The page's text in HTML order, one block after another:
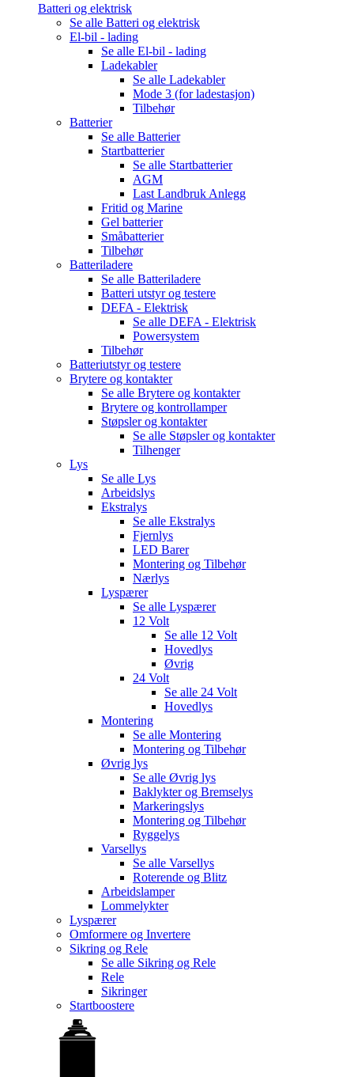
Batteri og elektrisk
Se alle Batteri og elektrisk
El-bil - lading
Se alle El-bil - lading
Ladekabler
Se alle Ladekabler
Mode 3 (for ladestasjon)
Tilbehør
Batterier
Se alle Batterier
Startbatterier
Se alle Startbatterier
AGM
Last Landbruk Anlegg
Fritid og Marine
Gel batterier
Småbatterier
Tilbehør
Batteriladere
Se alle Batteriladere
Batteri utstyr og testere
DEFA - Elektrisk
Se alle DEFA - Elektrisk
Powersystem
Tilbehør
Batteriutstyr og testere
Brytere og kontakter
Se alle Brytere og kontakter
Brytere og kontrollamper
Støpsler og kontakter
Se alle Støpsler og kontakter
Tilhenger
Lys
Se alle Lys
Arbeidslys
Ekstralys
Se alle Ekstralys
Fjernlys
LED Barer
Montering og Tilbehør
Nærlys
Lyspærer
Se alle Lyspærer
12 Volt
Se alle 12 Volt
Hovedlys
Øvrig
24 Volt
Se alle 24 Volt
Hovedlys
Montering
Se alle Montering
Montering og Tilbehør
Øvrig lys
Se alle Øvrig lys
Baklykter og Bremselys
Markeringslys
Montering og Tilbehør
Ryggelys
Varsellys
Se alle Varsellys
Roterende og Blitz
Arbeidslamper
Lommelykter
Lyspærer
Omformere og Invertere
Sikring og Rele
Se alle Sikring og Rele
Rele
Sikringer
Startboostere